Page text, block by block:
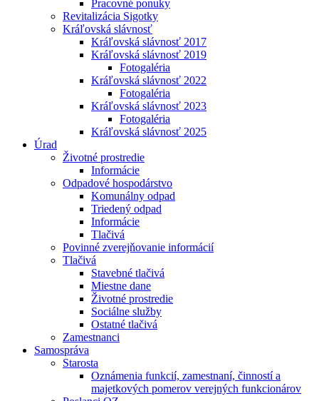
Pracovné ponuky
Revitalizácia Sigotky
Kráľovská slávnosť
Kráľovská slávnosť 2017
Kráľovská slávnosť 2019
Fotogaléria
Kráľovská slávnosť 2022
Fotogaléria
Kráľovská slávnosť 2023
Fotogaléria
Kráľovská slávnosť 2025
Úrad
Životné prostredie
Informácie
Odpadové hospodárstvo
Komunálny odpad
Triedený odpad
Informácie
Tlačivá
Povinné zverejňovanie informácií
Tlačivá
Stavebné tlačivá
Miestne dane
Životné prostredie
Sociálne služby
Ostatné tlačivá
Zamestnanci
Samospráva
Starosta
Oznámenia funkcií, zamestnaní, činností a
majetkových pomerov verejných funkcionárov